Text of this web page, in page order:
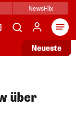
NewsFlix
Neueste
über